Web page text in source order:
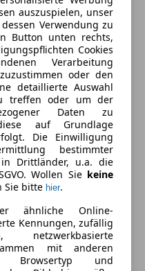
auszuspielen, unser
Verwendung zu
Button unten rechts,
Cookies
Verarbeitung
oder den
detaillierte Auswahl
treffen oder um der
Daten zu
auf Grundlage
Die Einwilligung
bestimmter
in Drittländer, u.a. die
Wollen Sie keine
Sie bitte hier.
ähnliche Online-
Kennungen, zufällig
netzwerkbasierte
mit anderen
Browsertyp und